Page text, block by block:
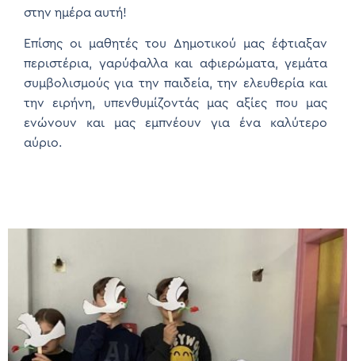
στην ημέρα αυτή!
Επίσης οι μαθητές του Δημοτικού μας έφτιαξαν
περιστέρια, γαρύφαλλα και αφιερώματα, γεμάτα
συμβολισμούς για την παιδεία, την ελευθερία και
την ειρήνη, υπενθυμίζοντάς μας αξίες που μας
ενώνουν και μας εμπνέουν για ένα καλύτερο
αύριο.